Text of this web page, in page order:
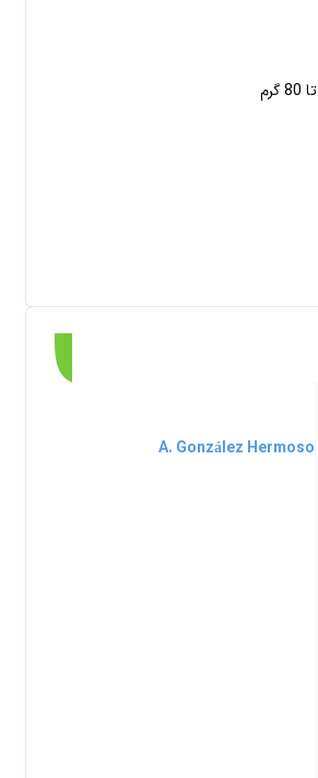
A. González Hermoso